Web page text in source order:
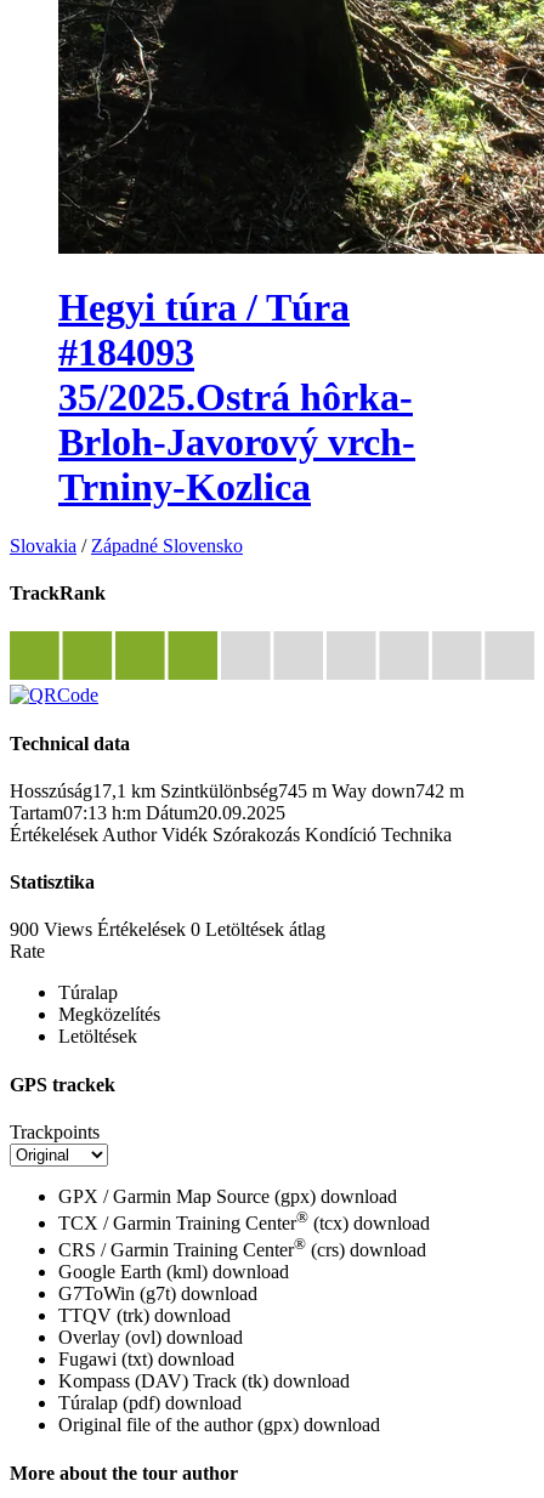
Hegyi túra / Túra
#184093
35/2025.Ostrá hôrka-
Brloh-Javorový vrch-
Trniny-Kozlica
Slovakia / Západné Slovensko
TrackRank
Technical data
Hosszúság17,1 km Szintkülönbség745 m Way down742 m
Tartam07:13 h:m Dátum20.09.2025
Értékelések Author Vidék Szórakozás Kondíció Technika
Statisztika
900 Views Értékelések 0 Letöltések átlag
Rate
Túralap
Megközelítés
Letöltések
GPS trackek
Trackpoints
GPX / Garmin Map Source (gpx) download
TCX / Garmin Training Center® (tcx) download
CRS / Garmin Training Center® (crs) download
Google Earth (kml) download
G7ToWin (g7t) download
TTQV (trk) download
Overlay (ovl) download
Fugawi (txt) download
Kompass (DAV) Track (tk) download
Túralap (pdf) download
Original file of the author (gpx) download
More about the tour author